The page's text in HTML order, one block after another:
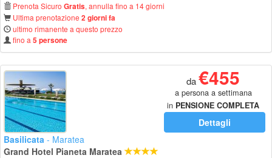
Prenota Sicuro Gratis, annulla fino a 14 giorni
Ultima prenotazione 2 giorni fa
ultimo rimanente a questo prezzo
fino a 5 persone
da€455
a persona a settimana
in PENSIONE COMPLETA
Dettagli
Basilicata - Maratea
Grand Hotel Pianeta Maratea